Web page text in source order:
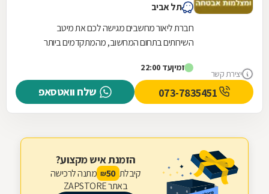
יצירת קשר
תל אביב
חברת ליאור מחשבים מגישה לכם את מיטב
השירותים בתחום המחשוב, מהמתקדמים ביותר
אבטחת מידע,...
זמיןעד 22:00
שלח וואטסאפ
הזמנת איש מקצוע?
קיבלת 50
₪ מתנה לרכישה
באתר ZAPSTORE